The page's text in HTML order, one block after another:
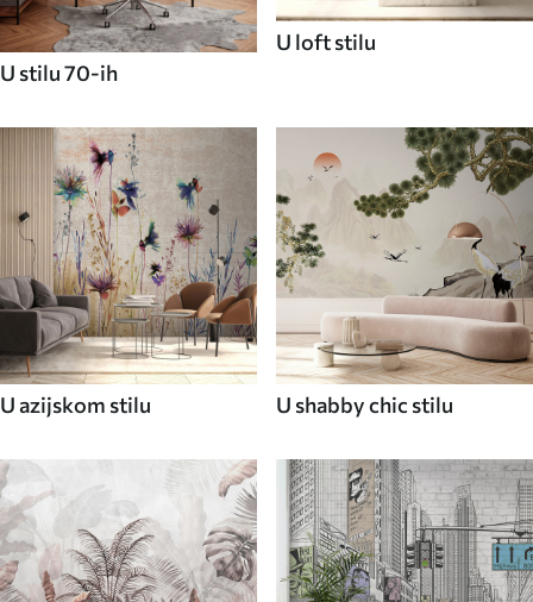
U stilu 70-ih
U loft stilu
U azijskom stilu U shabby chic stilu